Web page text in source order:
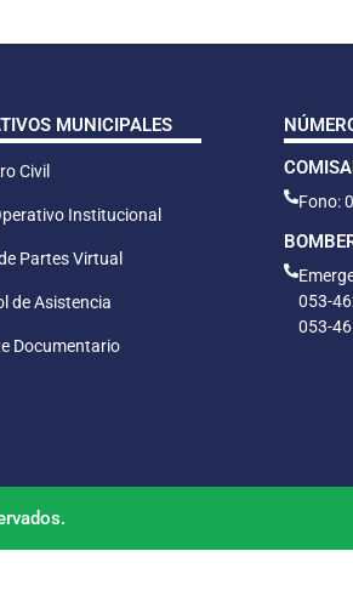
MUNICIPALES
Civil
Institucional
Partes Virtual
de Asistencia
Documentario
Fono:
053-
053-